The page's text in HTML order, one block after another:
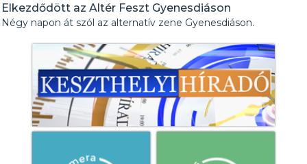
Elkezdődött az Altér Feszt Gyenesdiáson
Négy napon át szól az alternatív zene Gyenesdiáson.